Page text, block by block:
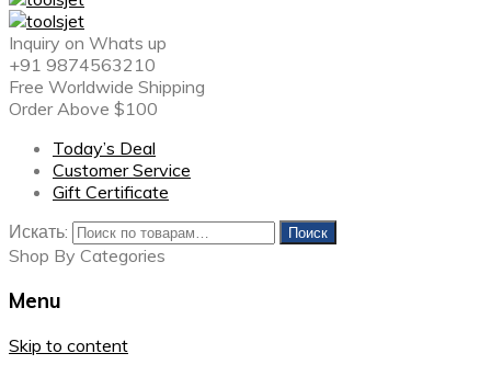
Inquiry on Whats up
+91 9874563210
Free Worldwide Shipping
Order Above $100
Today’s Deal
Customer Service
Gift Certificate
Искать:
Поиск
Shop By Categories
Menu
Skip to content